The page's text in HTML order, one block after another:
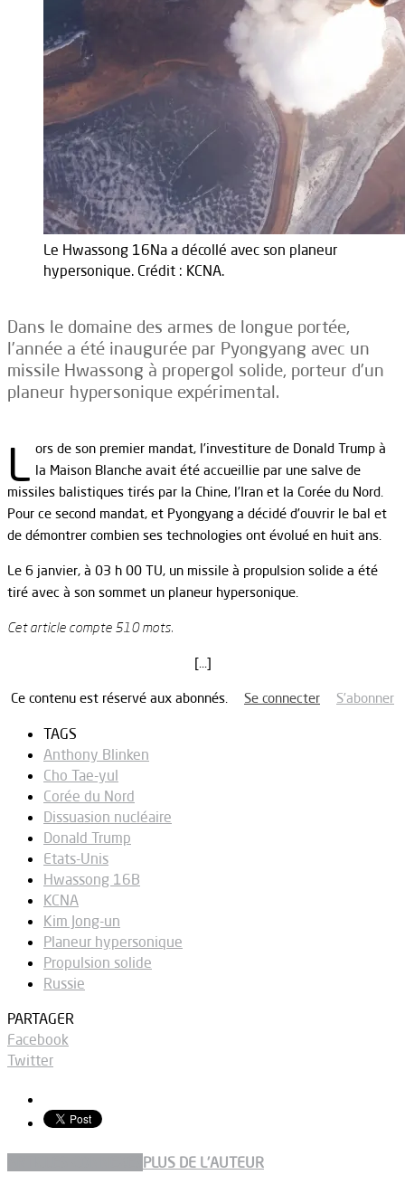
Le Hwassong 16Na a décollé avec son planeur
hypersonique. Crédit : KCNA.
Dans le domaine des armes de longue portée,
l’année a été inaugurée par Pyongyang avec un
missile Hwassong à propergol solide, porteur d’un
planeur hypersonique expérimental.
L ors de son premier mandat, l’investiture de Donald Trump à
la Maison Blanche avait été accueillie par une salve de
missiles balistiques tirés par la Chine, l’Iran et la Corée du Nord.
Pour ce second mandat, et Pyongyang a décidé d’ouvrir le bal et
de démontrer combien ses technologies ont évolué en huit ans.
Le 6 janvier, à 03 h 00 TU, un missile à propulsion solide a été
tiré avec à son sommet un planeur hypersonique.
Cet article compte 510 mots.
[…]
Ce contenu est réservé aux abonnés. Se connecter S’abonner
TAGS
Anthony Blinken
Cho Tae-yul
Corée du Nord
Dissuasion nucléaire
Donald Trump
Etats-Unis
Hwassong 16B
KCNA
Kim Jong-un
Planeur hypersonique
Propulsion solide
Russie
PARTAGER
Facebook
Twitter
PLUS DE L'AUTEUR